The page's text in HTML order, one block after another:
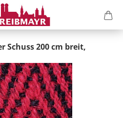
Schuss 200 cm breit,